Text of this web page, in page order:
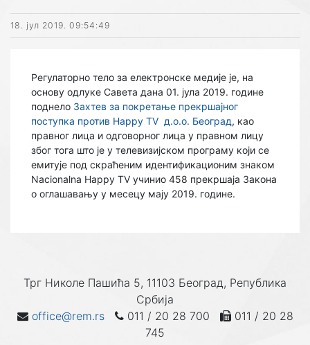
18. јул 2019. 09:54:49
Регулаторно тело за електронске медије је, на
основу одлуке Савета дана 01. јула 2019. године
поднело Захтев за покретање прекршајног
поступка против Happy TV д.о.о. Београд, као
правног лица и одговорног лица у правном лицу
због тога што је у телевизијском програму који се
емитује под скраћеним идентификационим знаком
Nacionalna Happy TV учинио 458 прекршаја Закона
о оглашавању у месецу мају 2019. године.
Трг Николе Пашића 5, 11103 Београд, Република
Србија
office@rem.rs
011 / 20 28 700
011 / 20 28
745